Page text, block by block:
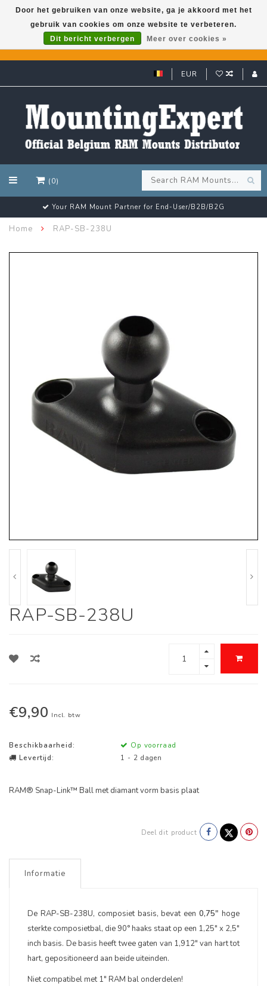
GARMIN GPS met een superkorting tot 50%? Klik hier!
EUR
(0)
Your RAM Mount Partner for End-User/B2B/B2G
Home RAP-SB-238U
RAP-SB-238U
€9,90 Incl. btw
Beschikbaarheid:
Op voorraad
Levertijd:
1 - 2 dagen
RAM® Snap-Link™ Ball met diamant vorm basis plaat
Deel dit product
Informatie
De RAP-SB-238U, composiet basis, bevat een0,75" hoge
sterkte composietbal, die 90° haaks staat op een 1,25" x 2,5"
inch basis. De basis heeft twee gaten van 1,912" van hart tot
hart, gepositioneerd aan beide uiteinden.
Niet compatibel met 1" RAM bal onderdelen!
Door het gebruiken van onze website, ga je akkoord met het
gebruik van cookies om onze website te verbeteren.
Dit bericht verbergen
Meer over cookies »